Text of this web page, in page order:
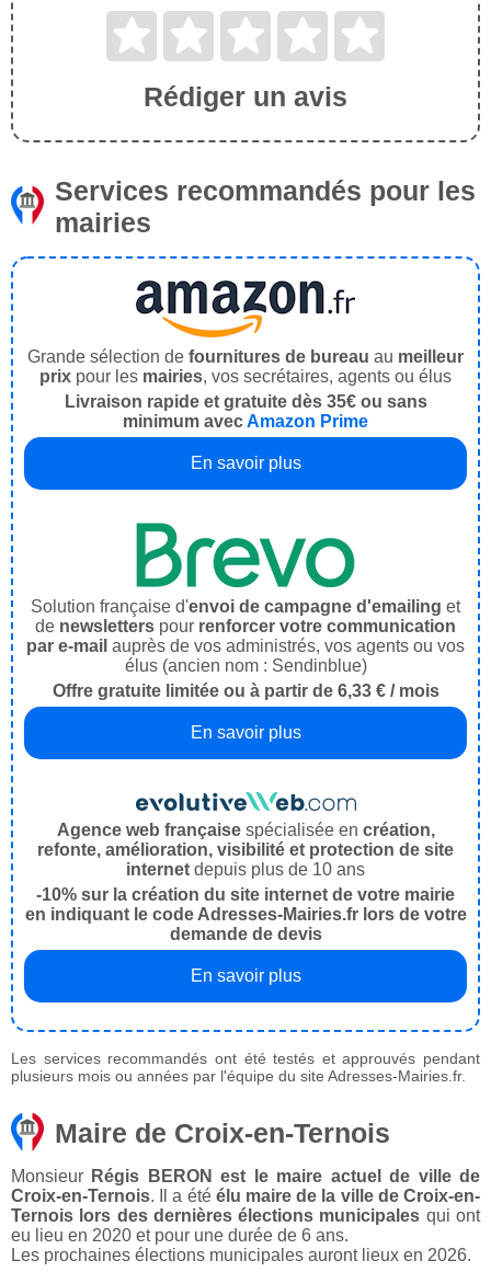
Rédiger un avis
Services recommandés pour les
mairies
Grande sélection de fournitures de bureau au meilleur
prix pour les mairies, vos secrétaires, agents ou élus
Livraison rapide et gratuite dès 35€ ou sans
minimum avecAmazon Prime
En savoir plus
Solution française d'envoi de campagne d'emailing et
de newsletters pour renforcer votre communication
par e-mail auprès de vos administrés, vos agents ou vos
élus (ancien nom : Sendinblue)
Offre gratuite limitée ou à partir de 6,33 € / mois
En savoir plus
Agence web françaisespécialisée en création,
refonte, amélioration, visibilité et protection de site
internet depuis plus de 10 ans
-10% sur la création du site internet de votre mairie
en indiquant le code Adresses-Mairies.fr lors de votre
demande de devis
En savoir plus
Les services recommandés ont été testés et approuvés pendant
plusieurs mois ou années par l'équipe du site Adresses-Mairies.fr.
Maire de Croix-en-Ternois
Monsieur Régis BERON est le maire actuel de ville de
Croix-en-Ternois. Il a été élu maire de la ville de Croix-en-
Ternois lors des dernières élections municipales qui ont
eu lieu en 2020 et pour une durée de 6 ans.
Les prochaines élections municipales auront lieux en 2026.